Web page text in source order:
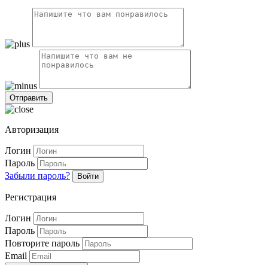
Авторизация
Логин
Пароль
Забыли пароль?
Войти
Регистрация
Логин
Пароль
Повторите пароль
Email